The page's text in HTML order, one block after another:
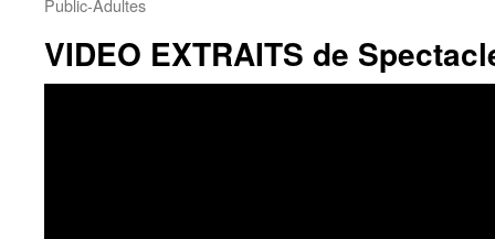
Public-Adultes
VIDEO EXTRAITS de